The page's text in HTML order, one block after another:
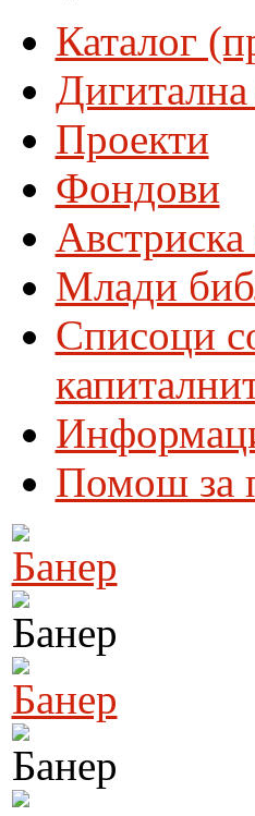
Каталог
Проекти
Фондови
Млади
Списоци
Помош за